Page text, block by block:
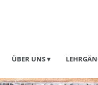
ÜBER UNS